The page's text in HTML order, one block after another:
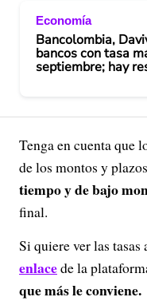
Economía
Bancolombia,
bancos con tasa
septiembre; hay
Tenga en cuenta que
de los montos y
tiempo y de bajo
final.
Si quiere ver las
enlacede la
que más le conviene.